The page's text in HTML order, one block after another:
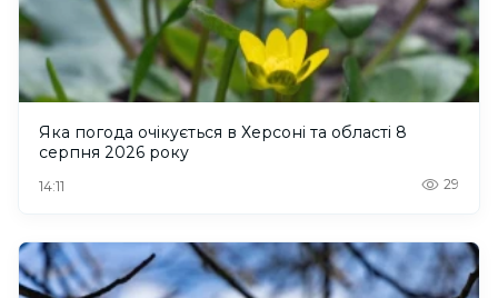
Яка погода очікується в Херсоні та області 8
серпня 2026 року
14:11 29